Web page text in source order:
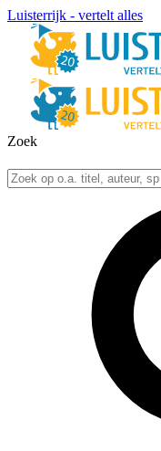
Luisterrijk - vertelt alles
Zoek